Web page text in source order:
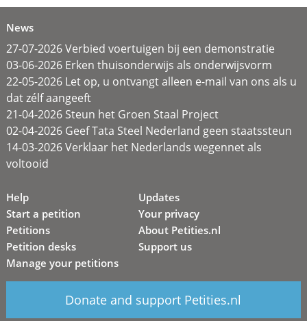
News
27-07-2026 Verbied voertuigen bij een demonstratie
03-06-2026 Erken thuisonderwijs als onderwijsvorm
22-05-2026 Let op, u ontvangt alleen e-mail van ons als u
dat zélf aangeeft
21-04-2026 Steun het Groen Staal Project
02-04-2026 Geef Tata Steel Nederland geen staatssteun
14-03-2026 Verklaar het Nederlands wegennet als
voltooid
Help
Start a petition
Petitions
Petition desks
Manage your petitions
Updates
Your privacy
About Petities.nl
Support us
Donate and support Petities.nl